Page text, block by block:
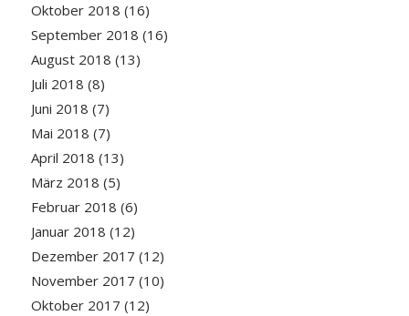
Oktober 2018 (16)
September 2018 (16)
August 2018 (13)
Juli 2018 (8)
Juni 2018 (7)
Mai 2018 (7)
April 2018 (13)
März 2018 (5)
Februar 2018 (6)
Januar 2018 (12)
Dezember 2017 (12)
November 2017 (10)
Oktober 2017 (12)